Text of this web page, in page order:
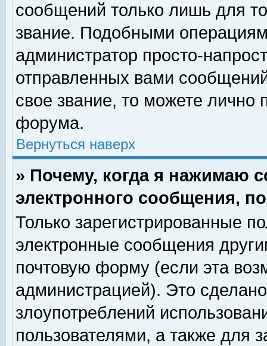
сообщений только лишь для
звание. Подобными
администратор просто-
отправленных вами
свое звание, то можете лично
форума.
Вернуться наверх
» Почему, когда я нажимаю
электронного сообщения,
Только зарегистрированные
электронные сообщения
почтовую форму (если эта
администрацией). Это
злоупотреблений
пользователями, а также для